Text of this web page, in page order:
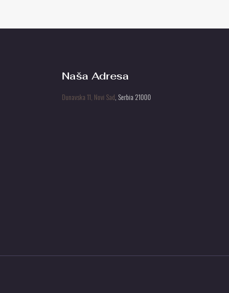
Naša Adresa
Dunavska 11, Novi Sad, Serbia 21000